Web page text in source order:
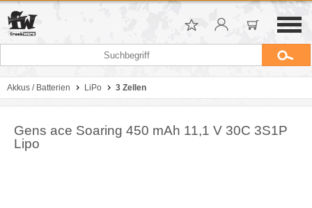
Akkus / Batterien LiPo 3 Zellen
Gens ace Soaring 450 mAh 11,1 V 30C 3S1P
Lipo